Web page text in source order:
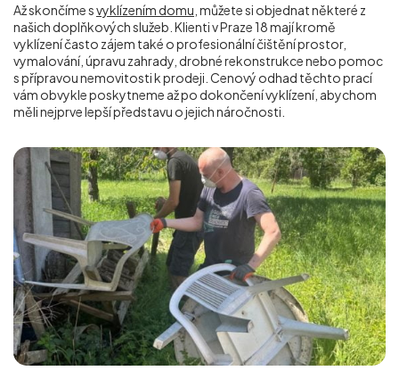
Až skončíme svyklízením domu , můžete si objednat některé z
našich doplňkových služeb. Klienti v Praze 18 mají kromě
vyklízení často zájem také o profesionální čištění prostor,
vymalování, úpravu zahrady, drobné rekonstrukce nebo pomoc
s přípravou nemovitosti k prodeji. Cenový odhad těchto prací
vám obvykle poskytneme až po dokončení vyklízení, abychom
měli nejprve lepší představu o jejich náročnosti.